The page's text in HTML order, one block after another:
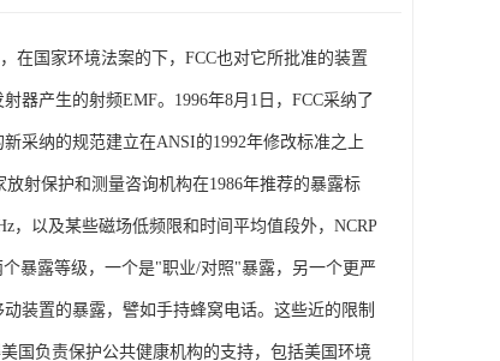
在国家环境法案的下，FCC也对它所批准的装置
器产生的射频EMF。1996年8月1日，FCC采纳了
采纳的规范建立在ANSI的1992年修改标准之上
射保护和测量咨询机构在1986年推荐的暴露标
，以及某些磁场低频限和时间平均值段外，NCRP
暴露等级，一个是"职业/对照"暴露，另一个更严
装置的暴露，譬如手持蜂窝电话。这些近的限制
国负责保护公共健康机构的支持，包括美国环境